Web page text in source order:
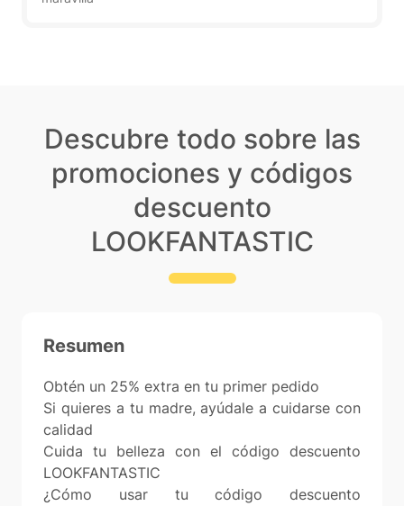
Descubre todo sobre las
promociones y códigos
descuento
LOOKFANTASTIC
Resumen
Obtén un 25% extra en tu primer pedido
Si quieres a tu madre, ayúdale a cuidarse con
calidad
Cuida tu belleza con el código descuento
LOOKFANTASTIC
¿Cómo usar tu código descuento